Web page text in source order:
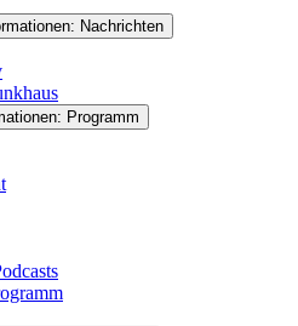
Nachrichten
Programm